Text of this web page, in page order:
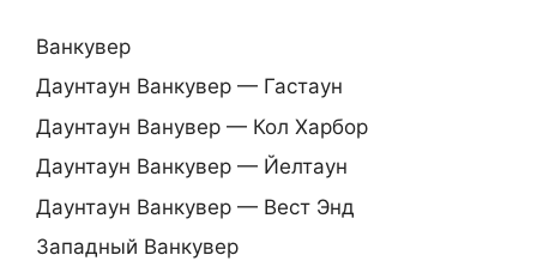
Ванкувер
Даунтаун Ванкувер — Гастаун
Даунтаун Ванувер — Кол Харбор
Даунтаун Ванкувер — Йелтаун
Даунтаун Ванкувер — Вест Энд
Западный Ванкувер